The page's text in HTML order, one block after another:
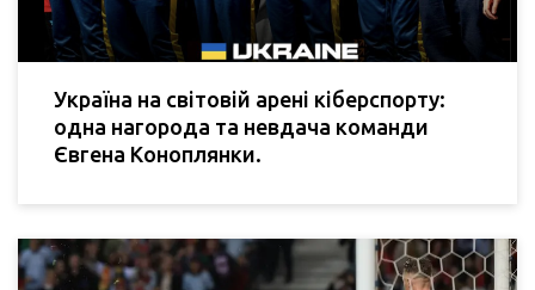
Україна на світовій арені кіберспорту:
одна нагорода та невдача команди
Євгена Коноплянки.